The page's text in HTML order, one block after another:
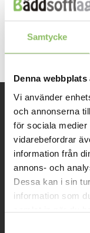
Samtycke
Denna
Vi använder
och annonserna
för sociala
vidarebefordrar
information från
annons- och
Dessa kan i sin
information som
samlat in när du
Both comments
←Previous
Next→
INFORMATION
Om oss
Kontakt
Mitt konto